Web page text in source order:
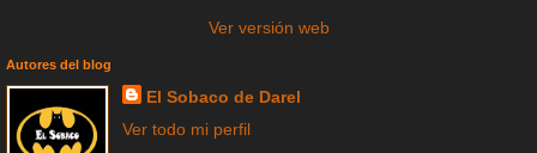
Ver versión web
Autores del blog
El Sobaco de Darel
Ver todo mi perfil